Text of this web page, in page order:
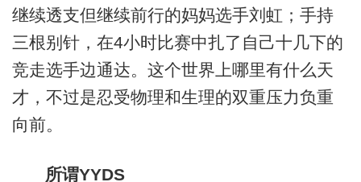
继续透支但继续前行的妈妈选手刘虹；手持
三根别针，在4小时比赛中扎了自己十几下的
竞走选手边通达。这个世界上哪里有什么天
才，不过是忍受物理和生理的双重压力负重
向前。
所谓YYDS